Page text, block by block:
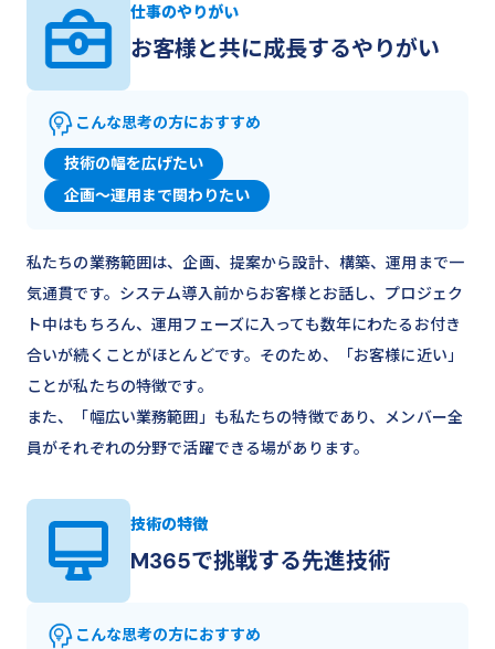
仕事のやりがい
お客様と共に成長するやりがい
こんな思考の方におすすめ
技術の幅を広げたい
企画～運用まで関わりたい
私たちの業務範囲は、企画、提案から設計、構築、運用まで一
気通貫です。システム導入前からお客様とお話し、プロジェク
ト中はもちろん、運用フェーズに入っても数年にわたるお付き
合いが続くことがほとんどです。そのため、「お客様に近い」
ことが私たちの特徴です。
また、「幅広い業務範囲」も私たちの特徴であり、メンバー全
員がそれぞれの分野で活躍できる場があります。
技術の特徴
M365で挑戦する先進技術
こんな思考の方におすすめ